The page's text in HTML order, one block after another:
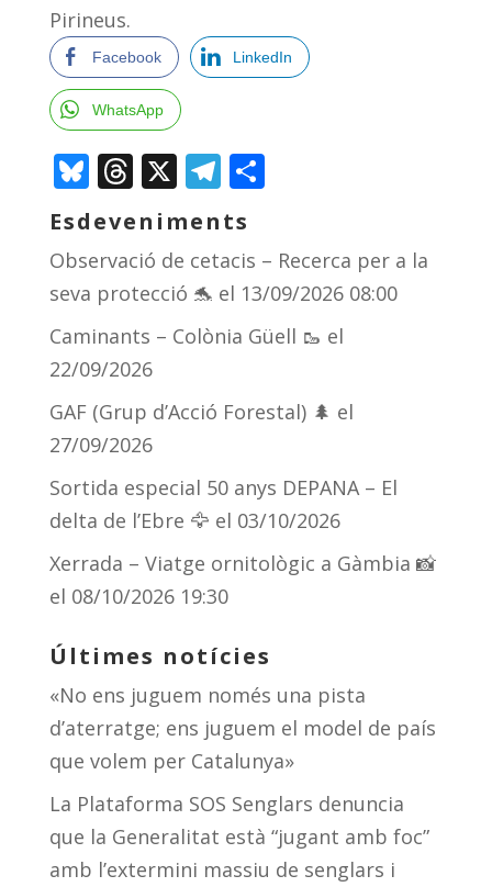
Pirineus.
Facebook LinkedIn
WhatsApp
Bluesky
Threads
X Telegram
Comparteix
Esdeveniments
Observació de cetacis – Recerca per a la
seva protecció 🐬 el 13/09/2026 08:00
Caminants – Colònia Güell 🥾 el
22/09/2026
GAF (Grup d’Acció Forestal) 🌲 el
27/09/2026
Sortida especial 50 anys DEPANA – El
delta de l’Ebre 🦅 el 03/10/2026
Xerrada – Viatge ornitològic a Gàmbia 📸
el 08/10/2026 19:30
Últimes notícies
«No ens juguem només una pista
d’aterratge; ens juguem el model de país
que volem per Catalunya»
La Plataforma SOS Senglars denuncia
que la Generalitat està “jugant amb foc”
amb l’extermini massiu de senglars i